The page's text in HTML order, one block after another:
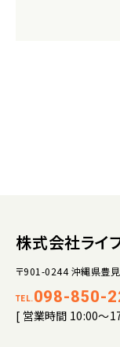
株式会社ライ
〒901-0244 沖縄県豊
TEL. 098-850-
[ 営業時間 10:00～